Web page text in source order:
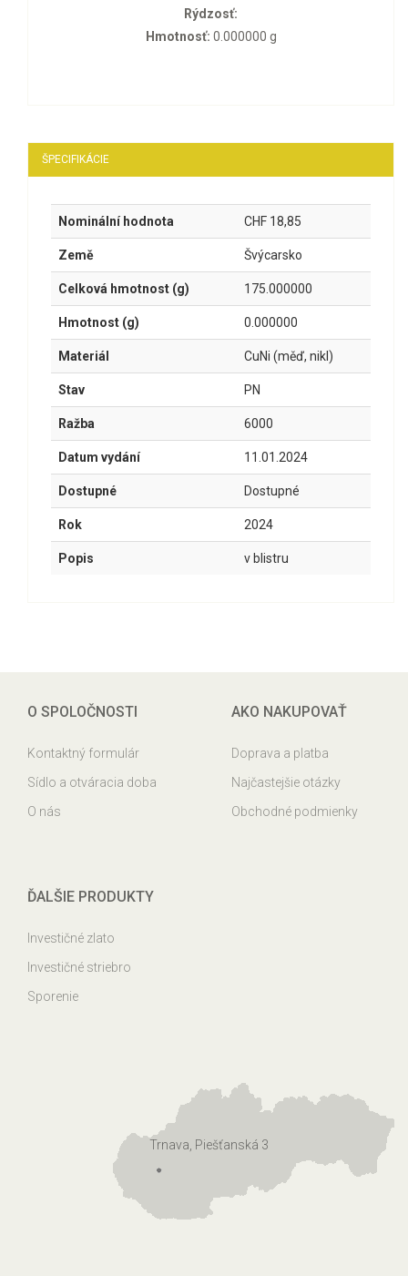
Rýdzosť:
Hmotnosť: 0.000000 g
ŠPECIFIKÁCIE
Nominální hodnota CHF 18,85
Země Švýcarsko
Celková hmotnost (g) 175.000000
Hmotnost (g) 0.000000
Materiál CuNi (měď, nikl)
Stav PN
Ražba 6000
Datum vydání 11.01.2024
Dostupné Dostupné
Rok 2024
Popis v blistru
O SPOLOČNOSTI
Kontaktný formulár
Sídlo a otváracia doba
O nás
AKO NAKUPOVAŤ
Doprava a platba
Najčastejšie otázky
Obchodné podmienky
ĎALŠIE PRODUKTY
Investičné zlato
Investičné striebro
Sporenie
Trnava, Piešťanská 3